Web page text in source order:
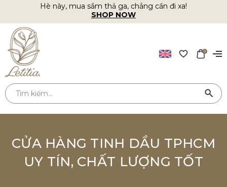
Hè này, mua sắm thả ga, chẳng cần đi xa!
SHOP NOW
0
CỬA HÀNG TINH DẦU TPHCM
UY TÍN, CHẤT LƯỢNG TỐT